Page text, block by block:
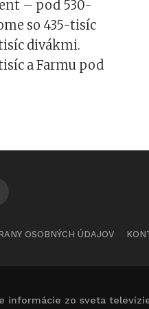
– pod 530-
so 435-tisíc
divákmi.
a Farmu pod
OSOBNÝCH ÚDAJOV
informácie zo sveta